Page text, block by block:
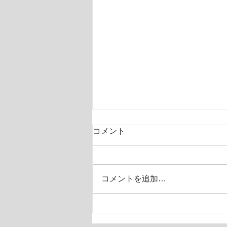
コーチBB
コメント
コメントを追加…